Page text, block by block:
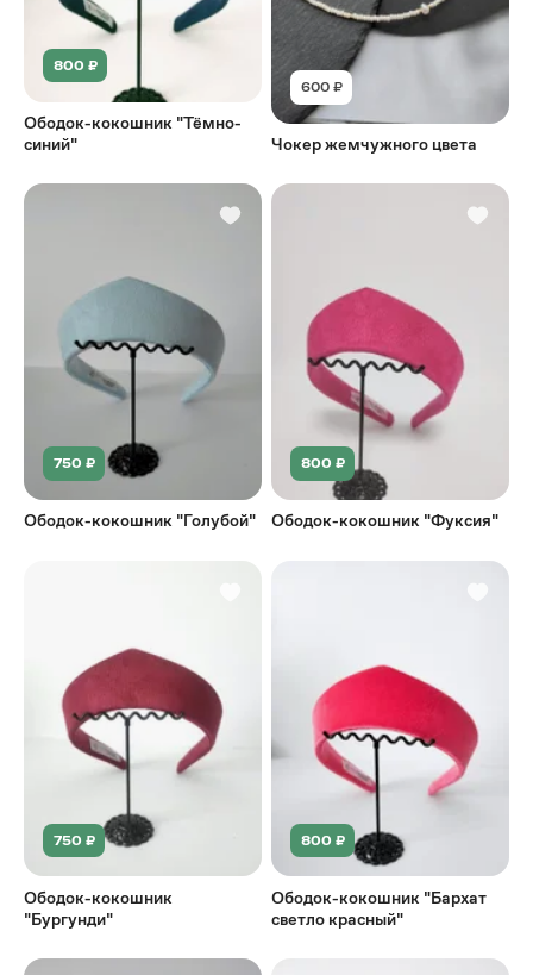
800 ₽
Ободок-кокошник "Тёмно-
синий"
750 ₽
Ободок-кокошник "Голубой"
750 ₽
Ободок-кокошник
"Бургунди"
600 ₽
Чокер жемчужного цвета
800 ₽
Ободок-кокошник "Фуксия"
800 ₽
Ободок-кокошник "Бархат
светло красный"